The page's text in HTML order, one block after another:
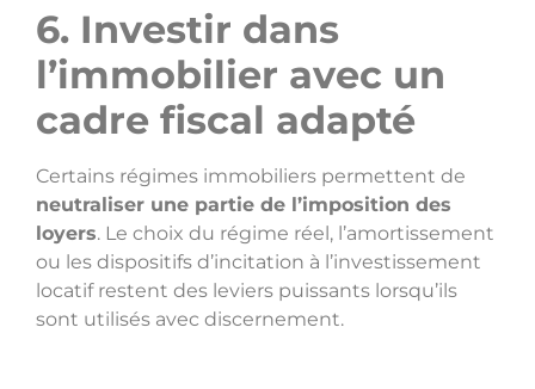
6. Investir dans
l’immobilier avec un
cadre fiscal adapté
Certains régimes immobiliers permettent de
neutraliser une partie de l’imposition des
loyers. Le choix du régime réel, l’amortissement
ou les dispositifs d’incitation à l’investissement
locatif restent des leviers puissants lorsqu’ils
sont utilisés avec discernement.